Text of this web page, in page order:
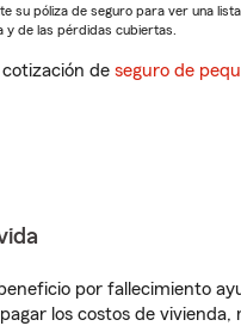
su póliza de seguro para ver una
de las pérdidas cubiertas.
cotización de seguro de
por fallecimiento
los costos de vivienda,